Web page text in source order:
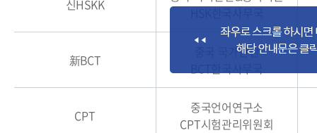
신HSKK
新BCT
중국 국가한판
CPT
중국언어연구소
CPT시험관리위원회